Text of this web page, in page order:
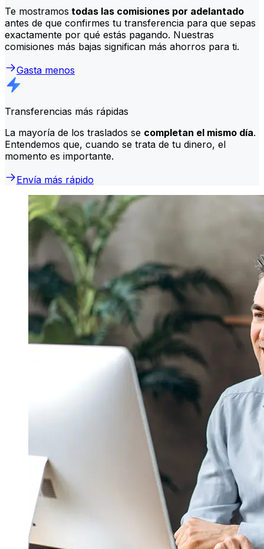
Te mostramos todas las comisiones por adelantado
antes de que confirmes tu transferencia para que sepas
exactamente por qué estás pagando. Nuestras
comisiones más bajas significan más ahorros para ti.
Gasta menos
Transferencias más rápidas
La mayoría de los traslados se completan el mismo día.
Entendemos que, cuando se trata de tu dinero, el
momento es importante.
Envía más rápido